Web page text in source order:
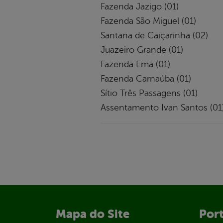
Fazenda Jazigo (01)
Fazenda São Miguel (01)
Santana de Caiçarinha (02)
Juazeiro Grande (01)
Fazenda Ema (01)
Fazenda Carnaúba (01)
Sítio Três Passagens (01)
Assentamento Ivan Santos
Mapa do Site